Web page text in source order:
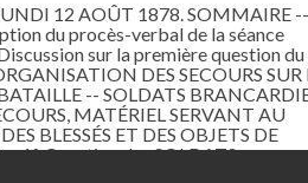
12 AOÛT 1878. SOMMAIRE --
du procès-verbal de la séance
sur la première question du
DES SECOURS SUR
-- SOLDATS
MATÉRIEL SERVANT AU
BLESSÉS ET DES OBJETS DE
1° Question des SOLDATS